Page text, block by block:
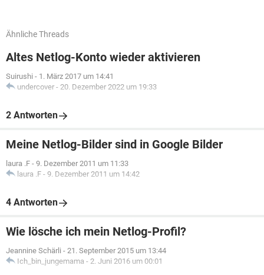
Ähnliche Threads
Altes Netlog-Konto wieder aktivieren
Suirushi - 1. März 2017 um 14:41
undercover - 20. Dezember 2022 um 19:33
2 Antworten
Meine Netlog-Bilder sind in Google Bilder
laura .F - 9. Dezember 2011 um 11:33
laura .F - 9. Dezember 2011 um 14:42
4 Antworten
Wie lösche ich mein Netlog-Profil?
Jeannine Schärli - 21. September 2015 um 13:44
Ich_bin_jungemama - 2. Juni 2016 um 00:01